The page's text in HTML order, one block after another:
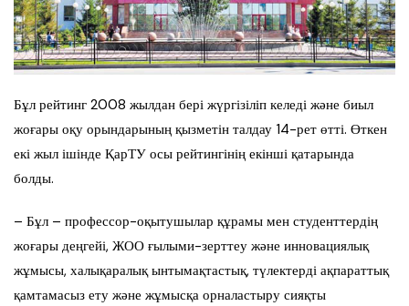
Бұл рейтинг 2008 жылдан бері жүргізіліп келеді және биыл
жоғары оқу орындарының қызметін талдау 14-рет өтті. Өткен
екі жыл ішінде ҚарТУ осы рейтингінің екінші қатарында
болды.
– Бұл – профессор-оқытушылар құрамы мен студенттердің
жоғары деңгейі, ЖОО ғылыми-зерттеу және инновациялық
жұмысы, халықаралық ынтымақтастық, түлектерді ақпараттық
қамтамасыз ету және жұмысқа орналастыру сияқты